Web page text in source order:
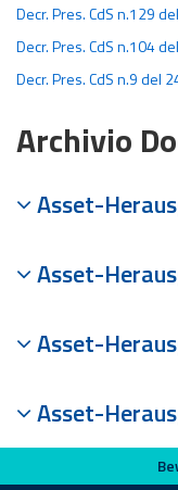
Decr. Pres. CdS n.129
Decr. Pres. CdS n.104
Decr. Pres. CdS n.9 del
Archivio
Asset-
Asset-
Asset-
Asset-
Bewerten